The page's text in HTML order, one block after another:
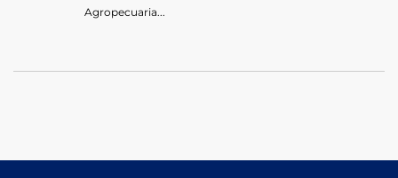
Agropecuaria...